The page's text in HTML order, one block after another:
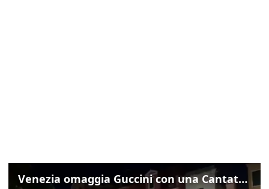
Venezia omaggia Guccini con una Cantata Anarchica in campo Santa Margherita